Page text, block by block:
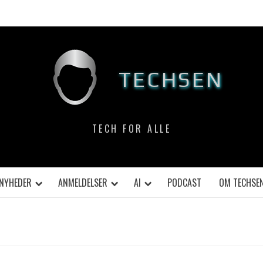
TECHSEN
TECH FOR ALLE
NYHEDER ANMELDELSER AI PODCAST OM